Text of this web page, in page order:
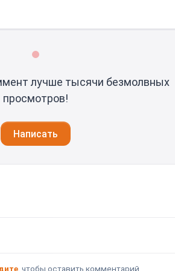
лучше тысячи безмолвных
просмотров!
Написать
, чтобы оставить комментарий